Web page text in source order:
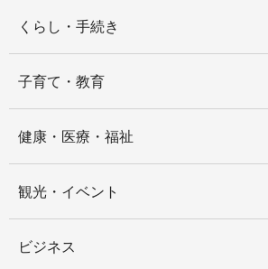
くらし・手続き
子育て・教育
健康・医療・福祉
観光・イベント
ビジネス